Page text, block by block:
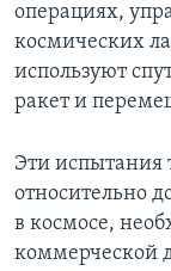
операциях,
космических
используют
ракет и
Эти испытания
относительно
в космосе,
коммерческой